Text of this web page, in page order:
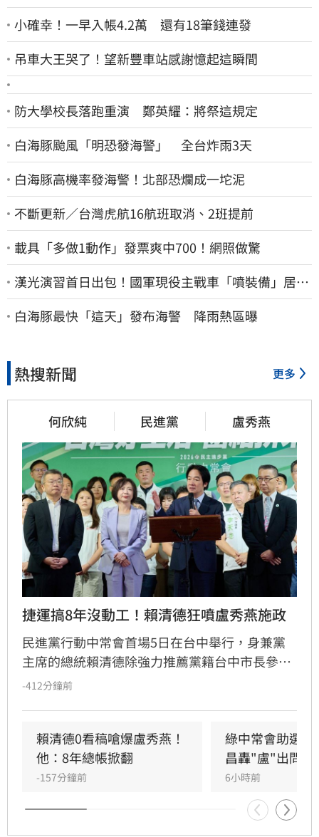
小確幸！一早入帳4.2萬 還有18筆錢連發
吊車大王哭了！望新豐車站感謝憶起這瞬間
防大學校長落跑重演 鄭英耀：將祭這規定
白海豚颱風「明恐發海警」 全台炸雨3天
白海豚高機率發海警！北部恐爛成一坨泥
不斷更新／台灣虎航16航班取消、2班提前
載具「多做1動作」發票爽中700！網照做驚
漢光演習首日出包！國軍現役主戰車「噴裝備」居民
撿到零件…軍方說話了
白海豚最快「這天」發布海警 降雨熱區曝
熱搜新聞 更多
何欣純 民進黨 盧秀燕
捷運搞8年沒動工！賴清德狂噴盧秀燕施政
民進黨行動中常會首場5日在台中舉行，身兼黨
主席的總統賴清德除強力推薦黨籍台中市長參選
人何欣純，也點出台中市長盧秀燕執政8年的市
的破口；一條藍線捷運，前台中市長林佳龍交給
盧秀燕時，中央都已經核定了，「結果搞了八
年，路線不斷的變換、經費不斷增加，到現在還
-412分鐘前
賴清德0看稿嗆爆盧秀燕！
他：8年總帳掀翻
-157分鐘前
綠中常會助選何
昌轟"盧"出問題!
6小時前